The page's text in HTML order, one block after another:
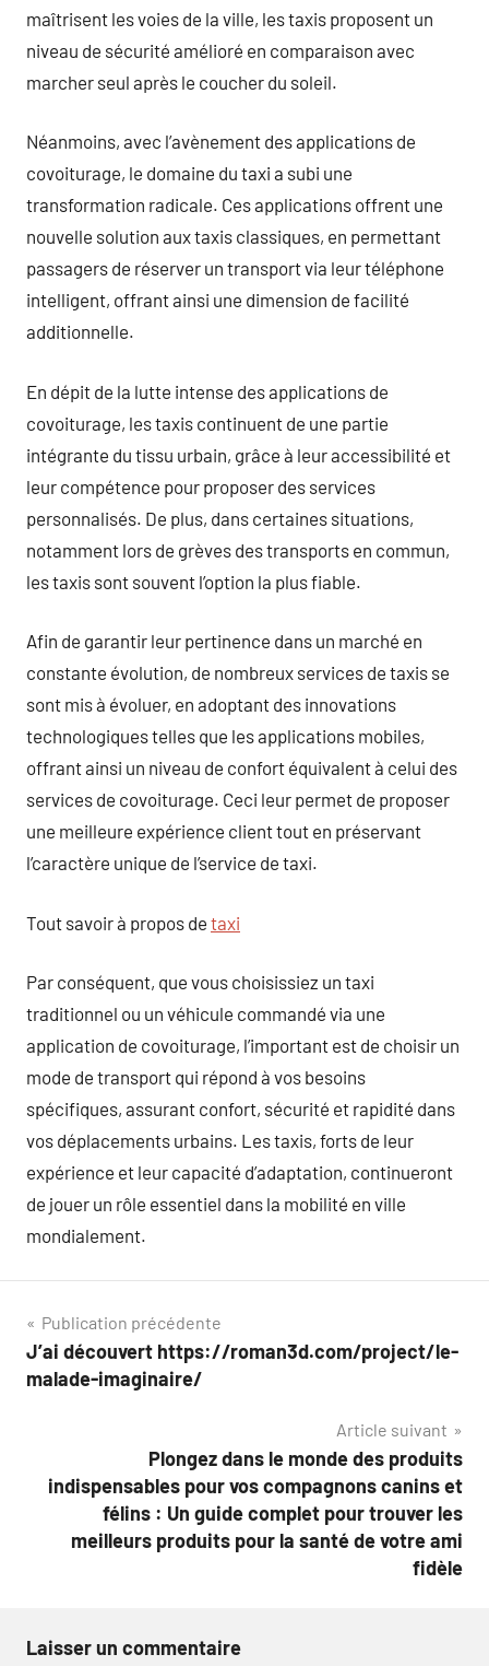
maîtrisent les voies de la ville, les taxis proposent un
niveau de sécurité amélioré en comparaison avec
marcher seul après le coucher du soleil.
Néanmoins, avec l’avènement des applications de
covoiturage, le domaine du taxi a subi une
transformation radicale. Ces applications offrent une
nouvelle solution aux taxis classiques, en permettant
passagers de réserver un transport via leur téléphone
intelligent, offrant ainsi une dimension de facilité
additionnelle.
En dépit de la lutte intense des applications de
covoiturage, les taxis continuent de une partie
intégrante du tissu urbain, grâce à leur accessibilité et
leur compétence pour proposer des services
personnalisés. De plus, dans certaines situations,
notamment lors de grèves des transports en commun,
les taxis sont souvent l’option la plus fiable.
Afin de garantir leur pertinence dans un marché en
constante évolution, de nombreux services de taxis se
sont mis à évoluer, en adoptant des innovations
technologiques telles que les applications mobiles,
offrant ainsi un niveau de confort équivalent à celui des
services de covoiturage. Ceci leur permet de proposer
une meilleure expérience client tout en préservant
l’caractère unique de l’service de taxi.
Tout savoir à propos de taxi
Par conséquent, que vous choisissiez un taxi
traditionnel ou un véhicule commandé via une
application de covoiturage, l’important est de choisir un
mode de transport qui répond à vos besoins
spécifiques, assurant confort, sécurité et rapidité dans
vos déplacements urbains. Les taxis, forts de leur
expérience et leur capacité d’adaptation, continueront
de jouer un rôle essentiel dans la mobilité en ville
mondialement.
Navigation
de
Publication précédente
J’ai découvert https://roman3d.com/project/le-
malade-imaginaire/
Article suivant
Plongez dans le monde des produits
indispensables pour vos compagnons canins et
félins : Un guide complet pour trouver les
meilleurs produits pour la santé de votre ami
fidèle
Laisser un commentaire